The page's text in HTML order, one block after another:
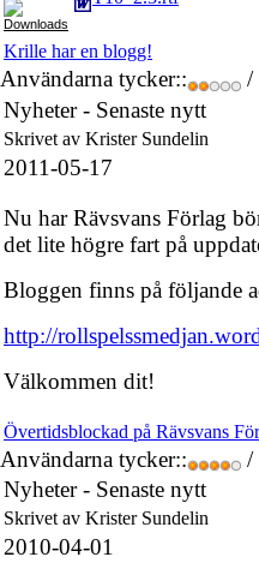
Krille har en blogg!
Användarna tycker::
/
Nyheter - Senaste nytt
Skrivet av Krister Sundelin
2011-05-17
Nu har Rävsvans Förlag
det lite högre fart på
Bloggen finns på följande
http://
Välkommen dit!
Övertidsblockad på Rävsvans
Användarna tycker::
/
Nyheter - Senaste nytt
Skrivet av Krister Sundelin
2010-04-01